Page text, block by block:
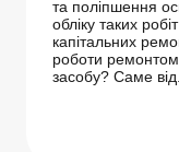
та поліпшення
обліку таких
капітальних
роботи
засобу? Саме